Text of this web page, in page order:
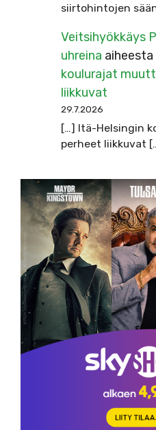
siirtohintojen
Veitsihyökkäys
uhreina aiheesta
koulurajat
liikkuvat
29.7.2026
[…] Itä-Helsingin
perheet liikkuvat